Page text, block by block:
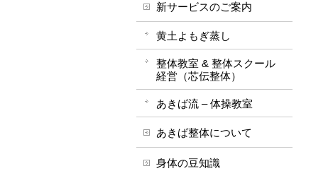
新サービスのご案内
黄土よもぎ蒸し
整体教室 & 整体スクール
経営（芯伝整体）
あきば流 – 体操教室
あきば整体について
身体の豆知識